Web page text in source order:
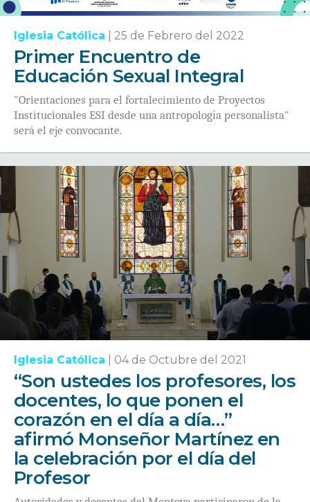
Iglesia Católica 25 de Febrero del 2022
Primer Encuentro de
Educación Sexual Integral
"Orientaciones para el fortalecimiento de Proyectos
Institucionales ESI desde una antropología personalista"
será el eje convocante.
Iglesia Católica 04 de Octubre del 2021
“Son ustedes los profesores, los
docentes, lo que ponen el
corazón en el día a día…”
afirmó Monseñor Martínez en
la celebración por el día del
Profesor